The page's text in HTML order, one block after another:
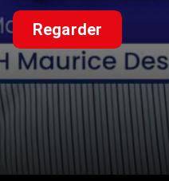
Regarder